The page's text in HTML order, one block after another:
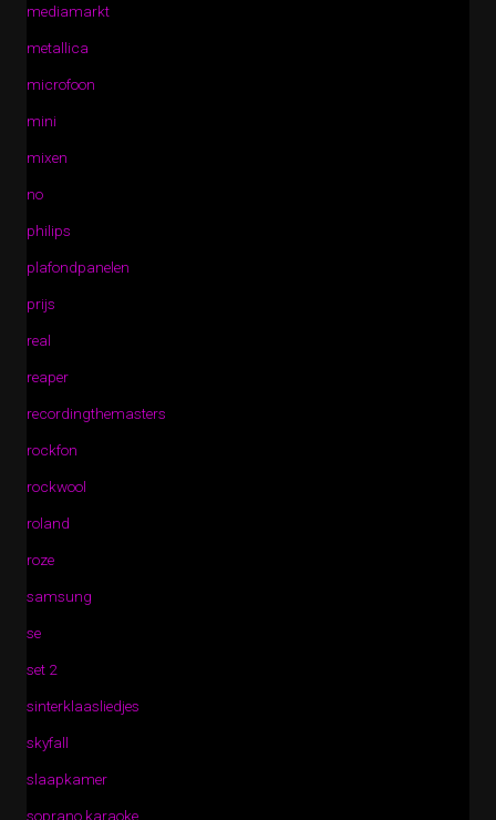
mediamarkt
metallica
microfoon
mini
mixen
no
philips
plafondpanelen
prijs
real
reaper
recordingthemasters
rockfon
rockwool
roland
roze
samsung
se
set 2
sinterklaasliedjes
skyfall
slaapkamer
soprano karaoke